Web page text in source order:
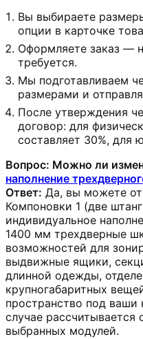
Вы выбираете
опции в карточке
Оформляете заказ —
требуется.
Мы подготавливаем
размерами и
После утверждения
договор: для
составляет 30%, для
Вопрос: Можно ли
наполнение
Ответ: Да, вы можете
Компоновки 1 (две
индивидуальное
1400 мм трехдверные
возможностей для
выдвижные ящики,
длинной одежды,
крупногабаритных
пространство под
случае рассчитывается
выбранных модулей.